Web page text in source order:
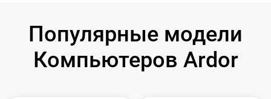
Популярные модели
Компьютеров Ardor